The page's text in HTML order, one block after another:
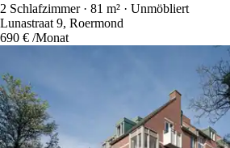
2 Schlafzimmer · 81 m² · Unmöbliert
Lunastraat 9, Roermond
690 € /Monat